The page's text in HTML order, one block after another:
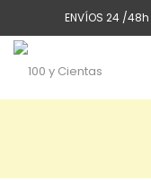
ENVÍOS 24 /48h